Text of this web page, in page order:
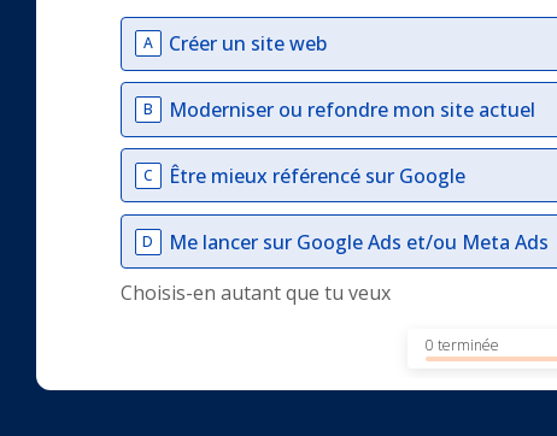
A Créer un site web
B Moderniser ou refondre mon site actuel
C Être mieux référencé sur Google
D
Me lancer sur Google Ads et/ou Meta Ads
Choisis-en autant que tu veux
0 terminée